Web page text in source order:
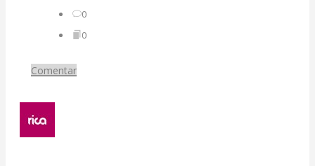
0
0
Comentar